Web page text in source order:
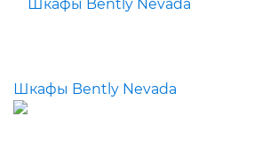
Шкафы Bently Nevada